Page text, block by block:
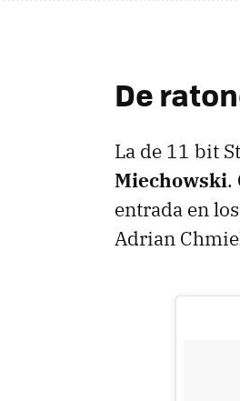
De
La de 11 bit
Miechowski.
entrada en
Adrian